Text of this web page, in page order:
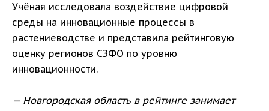
Учёная исследовала воздействие цифровой
среды на инновационные процессы в
растениеводстве и представила рейтинговую
оценку регионов СЗФО по уровню
инновационности.
— Новгородская область в рейтинге занимает